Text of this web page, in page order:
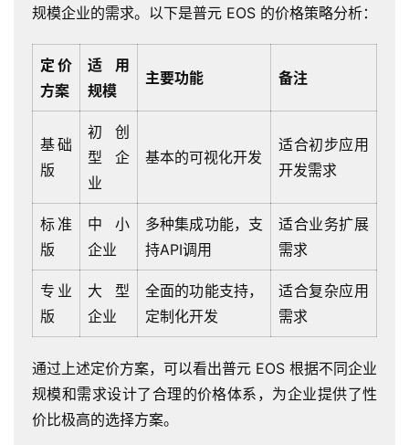
活
规模企业的需求。以下是普元 EOS 的价格策略分析：
定价
方案
适用
规模
主要功能 备注
基础
版
初创
型企
业
基本的可视化开发
适合初步应用
开发需求
标准
版
中小
企业
多种集成功能，支
持API调用
适合业务扩展
需求
专业
版
大型
企业
全面的功能支持，
定制化开发
适合复杂应用
需求
通过上述定价方案，可以看出普元 EOS 根据不同企业
规模和需求设计了合理的价格体系，为企业提供了性
价比极高的选择方案。